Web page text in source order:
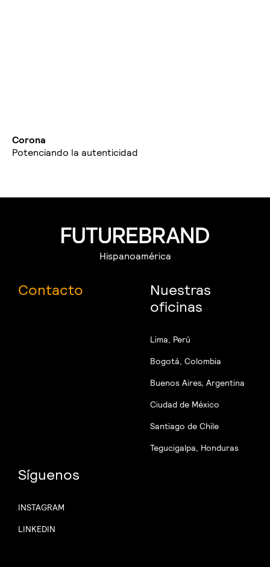
Corona
Potenciando la autenticidad
Hispanoamérica
Contacto
Nuestras
oficinas
Lima, Perú
Bogotá, Colombia
Buenos Aires, Argentina
Ciudad de México
Santiago de Chile
Tegucigalpa, Honduras
Síguenos
INSTAGRAM
LINKEDIN